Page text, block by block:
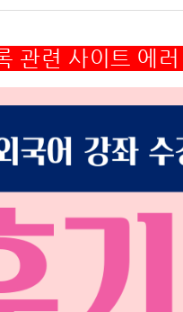
관련 사이트 에